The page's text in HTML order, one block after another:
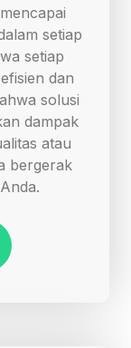
setiap
setiap
dan
solusi
dampak
atau
bergerak